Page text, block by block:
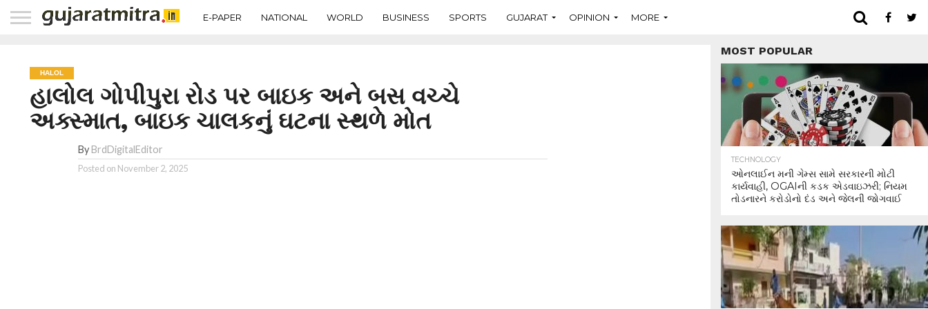
E-PAPER NATIONAL WORLD BUSINESS SPORTS GUJARAT OPINION MORE
HALOL
હાલોલ ગોપીપુરા રોડ પર બાઇક અને બસ વચ્ચે
અક્સ્માત, બાઇક ચાલકનું ઘટના સ્થળે મોત
By BrdDigitalEditor
Posted on November 2, 2025
MOST POPULAR
TECHNOLOGY
ઓનલાઈન મની ગેમ્સ સામે સરકારની મોટી
કાર્યવાહી, OGAIની કડક એડવાઇઝરી; નિયમ
તોડનારને કરોડોનો દંડ અને જેલની જોગવાઈ